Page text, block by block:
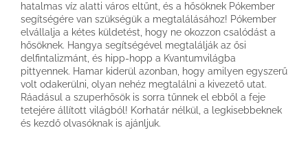
hatalmas víz alatti város eltűnt, és a hősöknek Pókember
segítségére van szükségük a megtalálásához! Pókember
elvállalja a kétes küldetést, hogy ne okozzon csalódást a
hősöknek. Hangya segítségével megtalálják az ősi
delfintalizmánt, és hipp-hopp a Kvantumvilágba
pittyennek. Hamar kiderül azonban, hogy amilyen egyszerű
volt odakerülni, olyan nehéz megtalálni a kivezető utat.
Ráadásul a szuperhősök is sorra tűnnek el ebből a feje
tetejére állított világból! Korhatár nélkül, a legkisebbeknek
és kezdő olvasóknak is ajánljuk.